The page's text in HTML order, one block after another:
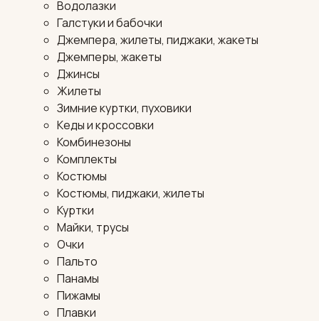
Водолазки
Галстуки и бабочки
Джемпера, жилеты, пиджаки, жакеты
Джемперы, жакеты
Джинсы
Жилеты
Зимние куртки, пуховики
Кеды и кроссовки
Комбинезоны
Комплекты
Костюмы
Костюмы, пиджаки, жилеты
Куртки
Майки, трусы
Очки
Пальто
Панамы
Пижамы
Плавки